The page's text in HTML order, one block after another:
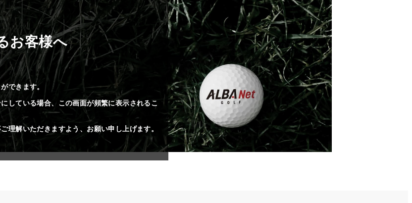
お客様へ
できます。
している場合、この画面が頻繁に表示されるこ
理解いただきますよう、お願い申し上げます。